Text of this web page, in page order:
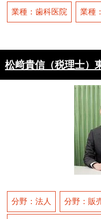
業種：歯科医院 業種
松﨑貴信（税理士）
分野：法人 分野：販